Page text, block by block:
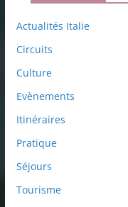
Actualités Italie
Circuits
Culture
Evènements
Itinéraires
Pratique
Séjours
Tourisme